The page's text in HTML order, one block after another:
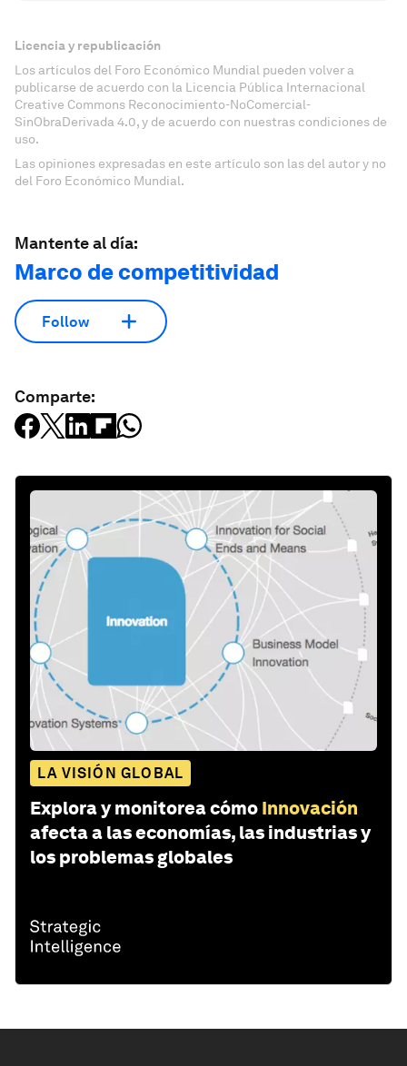
Licencia y republicación
Los artículos del Foro Económico Mundial pueden volver a
publicarse de acuerdo con la Licencia Pública Internacional
Creative Commons Reconocimiento-NoComercial-
SinObraDerivada 4.0, y de acuerdo con nuestras condiciones de
uso.
Las opiniones expresadas en este artículo son las del autor y no
del Foro Económico Mundial.
Mantente al día:
Marco de competitividad
Follow
Comparte:
LA VISIÓN GLOBAL
Explora y monitorea cómo Innovación
afecta a las economías, las industrias y
los problemas globales